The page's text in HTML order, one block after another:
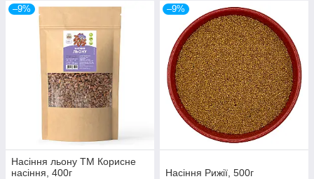
–9%
Насіння льону ТМ Корисне
насіння, 400г
–9%
Насіння Рижії, 500г